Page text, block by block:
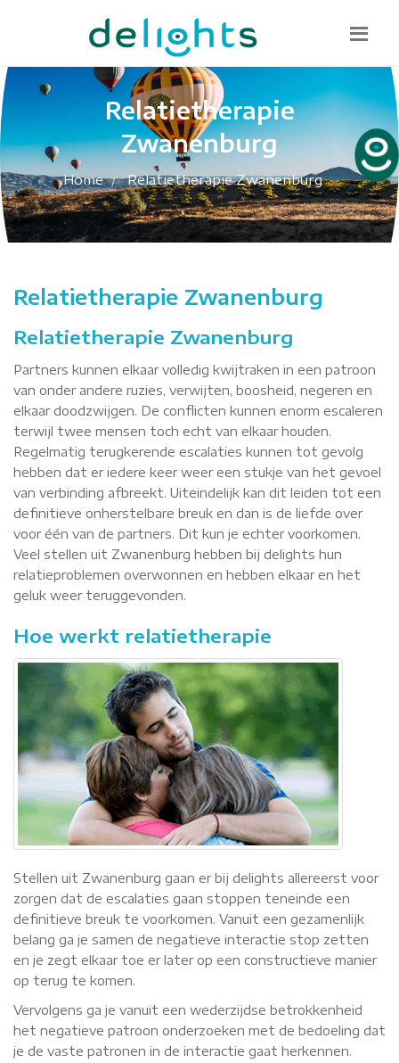
085 130 1482
info@delights.nu
Relatietherapie
Zwanenburg
Home Relatietherapie Zwanenburg
Relatietherapie Zwanenburg
Relatietherapie Zwanenburg
Partners kunnen elkaar volledig kwijtraken in een patroon
van onder andere ruzies, verwijten, boosheid, negeren en
elkaar doodzwijgen. De conflicten kunnen enorm escaleren
terwijl twee mensen toch echt van elkaar houden.
Regelmatig terugkerende escalaties kunnen tot gevolg
hebben dat er iedere keer weer een stukje van het gevoel
van verbinding afbreekt. Uiteindelijk kan dit leiden tot een
definitieve onherstelbare breuk en dan is de liefde over
voor één van de partners. Dit kun je echter voorkomen.
Veel stellen uit Zwanenburg hebben bij delights hun
relatieproblemen overwonnen en hebben elkaar en het
geluk weer teruggevonden.
Hoe werkt relatietherapie
Stellen uit Zwanenburg gaan er bij delights allereerst voor
zorgen dat de escalaties gaan stoppen teneinde een
definitieve breuk te voorkomen. Vanuit een gezamenlijk
belang ga je samen de negatieve interactie stop zetten
en je zegt elkaar toe er later op een constructieve manier
op terug te komen.
Vervolgens ga je vanuit een wederzijdse betrokkenheid
het negatieve patroon onderzoeken met de bedoeling dat
je de vaste patronen in de interactie gaat herkennen.